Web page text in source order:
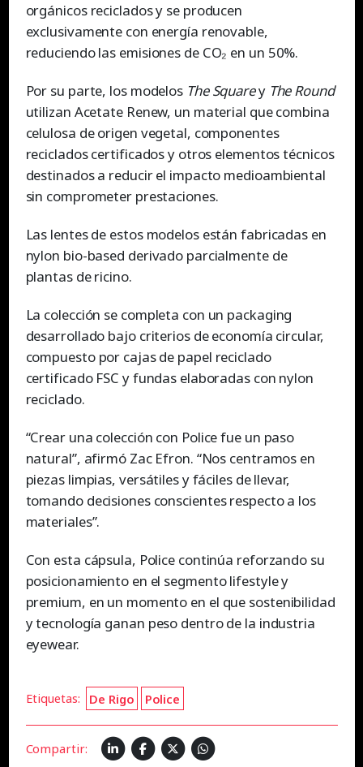
orgánicos reciclados y se producen
exclusivamente con energía renovable,
reduciendo las emisiones de CO₂ en un 50%.
Por su parte, los modelos The Squarey The Round
utilizan Acetate Renew, un material que combina
celulosa de origen vegetal, componentes
reciclados certificados y otros elementos técnicos
destinados a reducir el impacto medioambiental
sin comprometer prestaciones.
Las lentes de estos modelos están fabricadas en
nylon bio-based derivado parcialmente de
plantas de ricino.
La colección se completa con un packaging
desarrollado bajo criterios de economía circular,
compuesto por cajas de papel reciclado
certificado FSC y fundas elaboradas con nylon
reciclado.
“Crear una colección con Police fue un paso
natural”, afirmó Zac Efron. “Nos centramos en
piezas limpias, versátiles y fáciles de llevar,
tomando decisiones conscientes respecto a los
materiales”.
Con esta cápsula, Police continúa reforzando su
posicionamiento en el segmento lifestyle y
premium, en un momento en el que sostenibilidad
y tecnología ganan peso dentro de la industria
eyewear.
Etiquetas: De Rigo Police
Compartir: